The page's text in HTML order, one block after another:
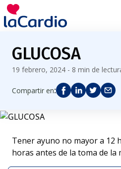
GLUCOSA
19 febrero, 2024 - 8 min de
Compartir en:
Tener ayuno no mayor a 12
horas antes de la toma de la